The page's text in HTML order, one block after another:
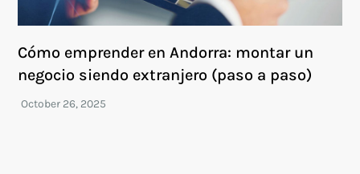
Cómo emprender en Andorra: montar un
negocio siendo extranjero (paso a paso)